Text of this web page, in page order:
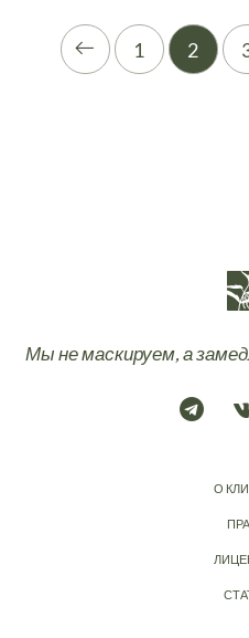
1 2
Мы не маскируем, а
О